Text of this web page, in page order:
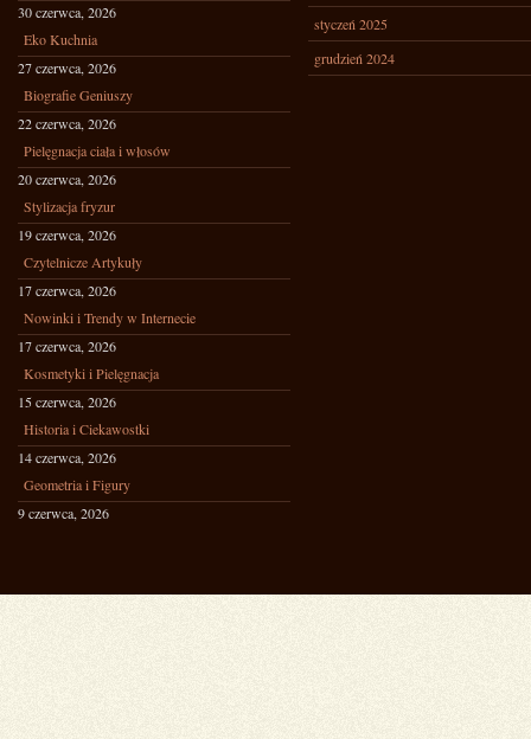
30 czerwca, 2026
Eko Kuchnia
27 czerwca, 2026
Biografie Geniuszy
22 czerwca, 2026
Pielęgnacja ciała i włosów
20 czerwca, 2026
Stylizacja fryzur
19 czerwca, 2026
Czytelnicze Artykuły
17 czerwca, 2026
Nowinki i Trendy w Internecie
17 czerwca, 2026
Kosmetyki i Pielęgnacja
15 czerwca, 2026
Historia i Ciekawostki
14 czerwca, 2026
Geometria i Figury
9 czerwca, 2026
styczeń 2025
grudzień 2024